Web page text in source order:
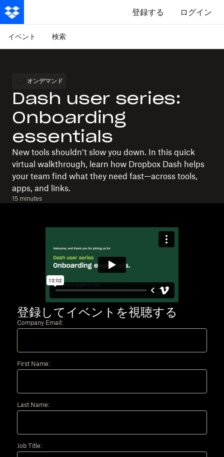
登録する ログイン
イベント 検索
オンデマンド
Dash user series:
Onboarding
essentials
New tools shouldn’t slow you down. In this quick
virtual walkthrough, learn how Dropbox Dash helps
your team find what they need fast—across tools,
apps, and links.
15 minutes
登録してイベントを視聴する
Company Email:
First Name:
Last Name:
Job Title: